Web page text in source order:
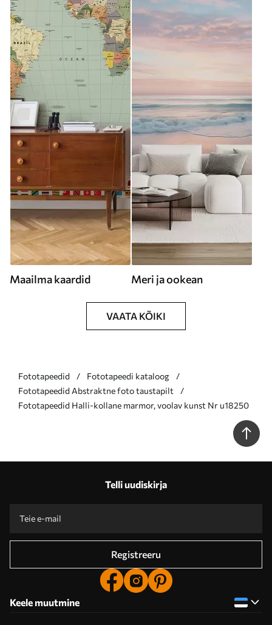
Maailma kaardid Meri ja ookean
VAATA KÕIKI
Fototapeedid
Fototapeedi kataloog
Fototapeedid Abstraktne foto taustapilt
Fototapeedid Halli-kollane marmor, voolav kunst Nr u18250
Telli uudiskirja
Registreeru
Keele muutmine